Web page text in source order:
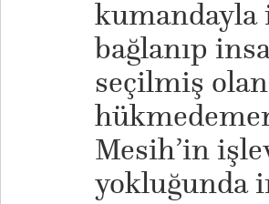
bağlanıp
seçilmiş
Mesih’in
yokluğunda